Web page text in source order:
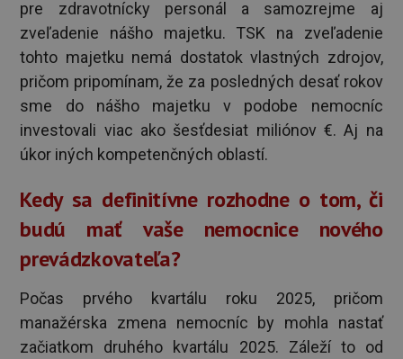
pre zdravotnícky personál a samozrejme aj
zveľadenie nášho majetku. TSK na zveľadenie
tohto majetku nemá dostatok vlastných zdrojov,
pričom pripomínam, že za posledných desať rokov
sme do nášho majetku v podobe nemocníc
investovali viac ako šesťdesiat miliónov €. Aj na
úkor iných kompetenčných oblastí.
Kedy sa definitívne rozhodne o tom, či
budú mať vaše nemocnice nového
prevádzkovateľa?
Počas prvého kvartálu roku 2025, pričom
manažérska zmena nemocníc by mohla nastať
začiatkom druhého kvartálu 2025. Záleží to od